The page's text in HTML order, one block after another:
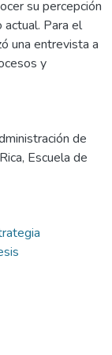
su percepción
actual. Para el
una entrevista a
y
de
Escuela de